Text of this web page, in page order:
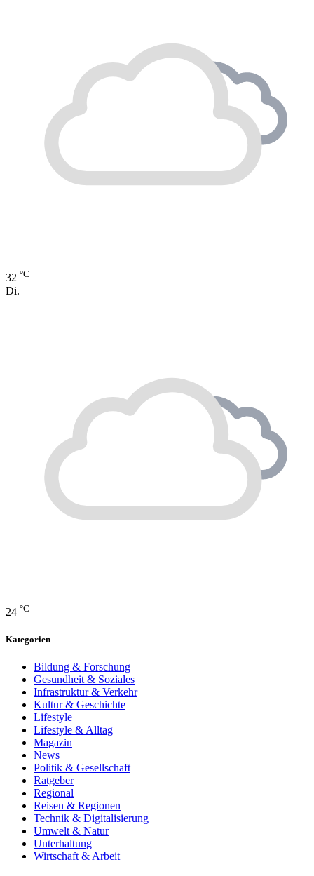
32 °C
Di.
24 °C
Kategorien
Bildung & Forschung
Gesundheit & Soziales
Infrastruktur & Verkehr
Kultur & Geschichte
Lifestyle
Lifestyle & Alltag
Magazin
News
Politik & Gesellschaft
Ratgeber
Regional
Reisen & Regionen
Technik & Digitalisierung
Umwelt & Natur
Unterhaltung
Wirtschaft & Arbeit